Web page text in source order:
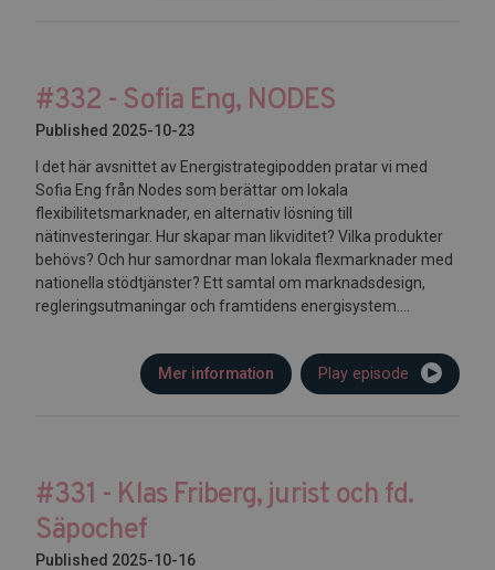
#332 - Sofia Eng, NODES
Published 2025-10-23
I det här avsnittet av Energistrategipodden pratar vi med
Sofia Eng från Nodes som berättar om lokala
flexibilitetsmarknader, en alternativ lösning till
nätinvesteringar. Hur skapar man likviditet? Vilka produkter
behövs? Och hur samordnar man lokala flexmarknader med
nationella stödtjänster? Ett samtal om marknadsdesign,
regleringsutmaningar och framtidens energisystem....
Play episode
Mer information
#331 - Klas Friberg, jurist och fd.
Säpochef
Published 2025-10-16